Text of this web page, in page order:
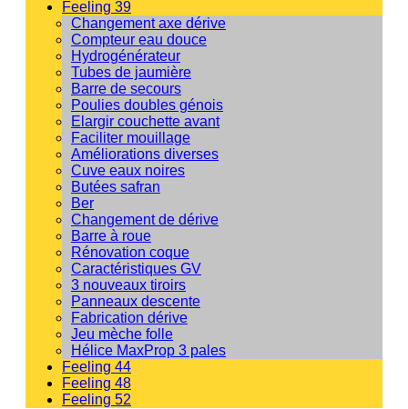
Feeling 39
Changement axe dérive
Compteur eau douce
Hydrogénérateur
Tubes de jaumière
Barre de secours
Poulies doubles génois
Elargir couchette avant
Faciliter mouillage
Améliorations diverses
Cuve eaux noires
Butées safran
Ber
Changement de dérive
Barre à roue
Rénovation coque
Caractéristiques GV
3 nouveaux tiroirs
Panneaux descente
Fabrication dérive
Jeu mèche folle
Hélice MaxProp 3 pales
Feeling 44
Feeling 48
Feeling 52